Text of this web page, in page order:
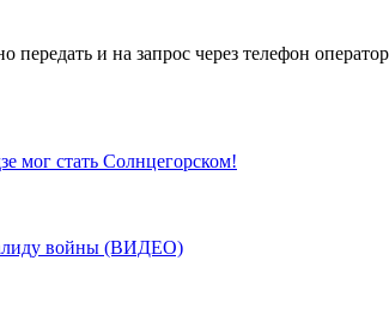
и на запрос через телефон
мог стать Солнцегорском!
войны (ВИДЕО)